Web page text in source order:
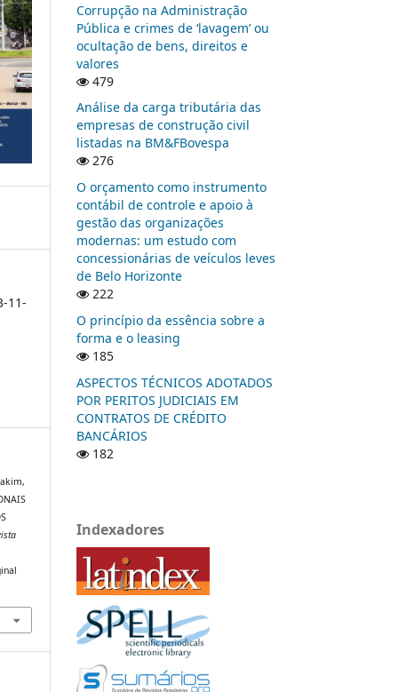
11-
Corrupção na Administração
Pública e crimes de ‘lavagem’ ou
ocultação de bens, direitos e
valores
479
Análise da carga tributária das
empresas de construção civil
listadas na BM&FBovespa
276
O orçamento como instrumento
contábil de controle e apoio à
gestão das organizações
modernas: um estudo com
concessionárias de veículos leves
de Belo Horizonte
222
O princípio da essência sobre a
forma e o leasing
185
ASPECTOS TÉCNICOS ADOTADOS
POR PERITOS JUDICIAIS EM
CONTRATOS DE CRÉDITO
BANCÁRIOS
182
Indexadores